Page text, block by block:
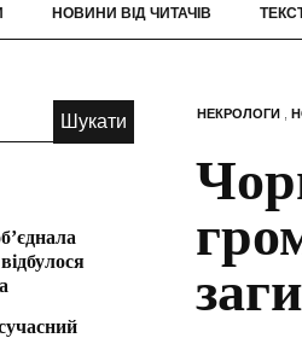
НОВИНИ ВІД ЧИТАЧІВ
НЕКРОЛОГИ,